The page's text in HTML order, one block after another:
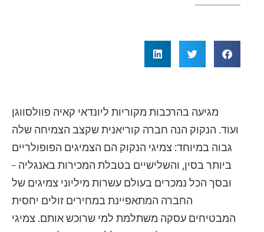
מגיעה בהרכבות מקוריות ליונדאי קאיה פוולסווגן
ועוד. הנקוק הנה חברה קוריאנית שקצב הצמיחה שלה
גבוה במיוחד: צמיגי הנקוק הם הצמיגים הפופולריים
ביותר בסין, והשלישיים בטבלת המכירות באנגליה –
ובסך הכל נמכרים בעולם עשרות מיליוני צמיגים של
החברה המתאפיינת במחירים זולים יחסית
המבטיחים עסקה משתלמת למי שרוכש אותם. צמיגי